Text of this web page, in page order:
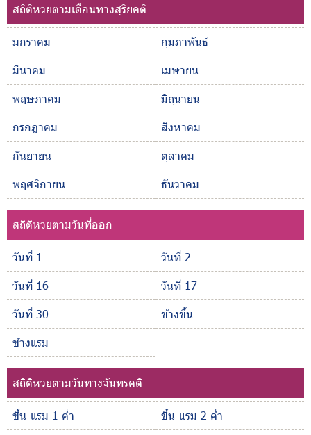
สถิติหวยตามเดือนทางสุริยคติ
มกราคม
กุมภาพันธ์
มีนาคม
เมษายน
พฤษภาคม
มิถุนายน
กรกฎาคม
สิงหาคม
กันยายน
ตุลาคม
พฤศจิกายน
ธันวาคม
สถิติหวยตามวันที่ออก
วันที่ 1
วันที่ 2
วันที่ 16
วันที่ 17
วันที่ 30
ข้างขึ้น
ข้างแรม
สถิติหวยตามวันทางจันทรคติ
ขึ้น-แรม 1 ค่ำ
ขึ้น-แรม 2 ค่ำ